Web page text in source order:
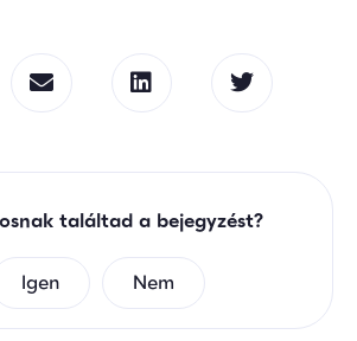
találtad a bejegyzést?
Igen Nem